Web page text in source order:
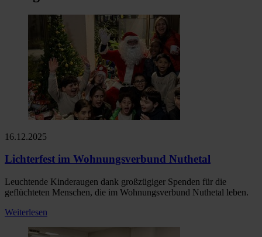
16.12.2025
Lichterfest im Wohnungsverbund Nuthetal
Leuchtende Kinderaugen dank großzügiger Spenden für die
geflüchteten Menschen, die im Wohnungsverbund Nuthetal leben.
Weiterlesen